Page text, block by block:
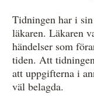
Tidningen har i
läkaren. Läkaren
händelser som
tiden. Att
att uppgifterna i
väl belagda.